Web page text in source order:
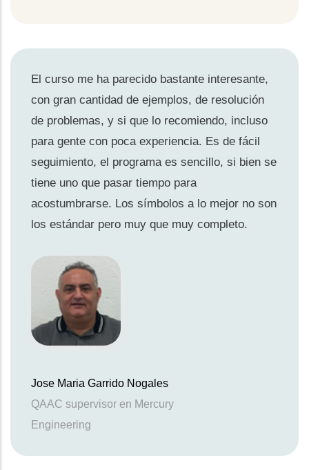
El curso me ha parecido bastante interesante,
con gran cantidad de ejemplos, de resolución
de problemas, y si que lo recomiendo, incluso
para gente con poca experiencia. Es de fácil
seguimiento, el programa es sencillo, si bien se
tiene uno que pasar tiempo para
acostumbrarse. Los símbolos a lo mejor no son
los estándar pero muy que muy completo.
Jose Maria Garrido Nogales
QAAC supervisor en Mercury
Engineering